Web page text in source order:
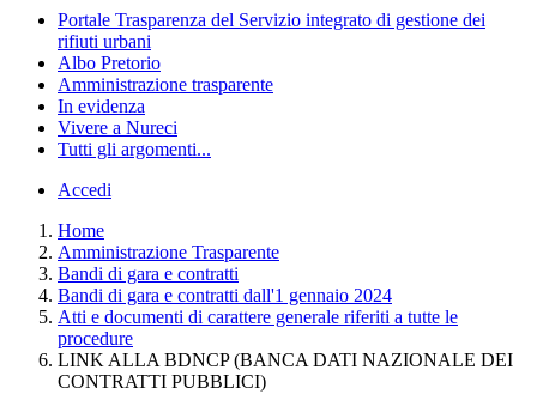
Portale Trasparenza del Servizio integrato di gestione dei
rifiuti urbani
Albo Pretorio
Amministrazione trasparente
In evidenza
Vivere a Nureci
Tutti gli argomenti...
Accedi
Home
Amministrazione Trasparente
Bandi di gara e contratti
Bandi di gara e contratti dall'1 gennaio 2024
Atti e documenti di carattere generale riferiti a tutte le
procedure
LINK ALLA BDNCP (BANCA DATI NAZIONALE DEI
CONTRATTI PUBBLICI)